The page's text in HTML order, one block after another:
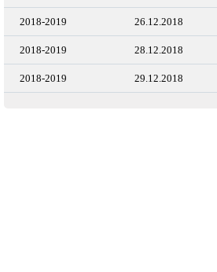
2018-2019 26.12.2018
2018-2019 28.12.2018
2018-2019 29.12.2018